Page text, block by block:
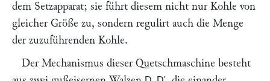
dem Setzapparat; sie führt diesem nicht nur Kohle von
gleicher Größe zu, sondern regulirt auch die Menge
der zuzuführenden Kohle.
Der Mechanismus dieser Quetschmaschine besteht